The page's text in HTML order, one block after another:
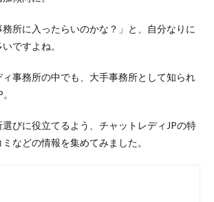
所に入ったらいのかな？」と、自分なりに
ですよね。
事務所の中でも、大手事務所として知られ
びに役立てるよう、チャットレディJPの特
などの情報を集めてみました。